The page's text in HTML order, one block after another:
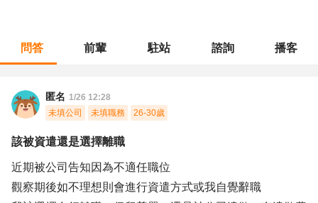
問答 前輩 駐站 諮詢 播客
匿名 1/26 12:28
未填公司
未填職務 26-30歲
該被資遣還是選擇離職
近期被公司告知因為不適任職位
觀察期後如不理想則會進行資遣方式或我自覺辭職